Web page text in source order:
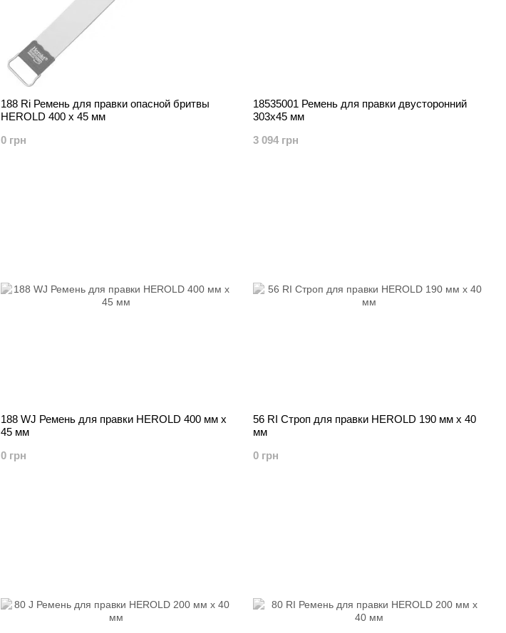
188 Ri Ремень для правки опасной бритвы
HEROLD 400 х 45 мм
0 грн
18535001 Ремень для правки двусторонний
303х45 мм
3 094 грн
188 WJ Ремень для правки HEROLD 400 мм х
45 мм
0 грн
56 RI Строп для правки HEROLD 190 мм х 40
мм
0 грн